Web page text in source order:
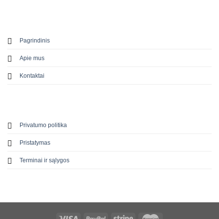
Pagrindinis
Apie mus
Kontaktai
Privatumo politika
Pristatymas
Terminai ir sąlygos